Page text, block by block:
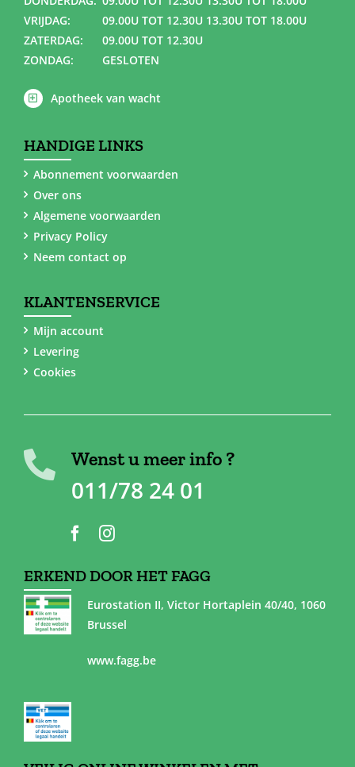
VRIJDAG:
09.00U TOT 12.30U 13.30U TOT 18.00U
ZATERDAG:
09.00U TOT 12.30U
ZONDAG:
GESLOTEN
Apotheek van wacht
HANDIGE LINKS
Abonnement voorwaarden
Over ons
Algemene voorwaarden
Privacy Policy
Neem contact op
KLANTENSERVICE
Mijn account
Levering
Cookies
Wenst u meer info ?
011/78 24 01
ERKEND DOOR HET FAGG
Eurostation II, Victor Hortaplein 40/40, 1060
Brussel
www.fagg.be